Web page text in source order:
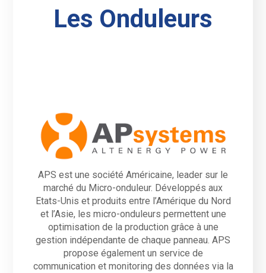
Les Onduleurs
APS est une société Américaine, leader sur le
marché du Micro-onduleur. Développés aux
Etats-Unis et produits entre l’Amérique du Nord
et l’Asie, les micro-onduleurs permettent une
optimisation de la production grâce à une
gestion indépendante de chaque panneau. APS
propose également un service de
communication et monitoring des données via la